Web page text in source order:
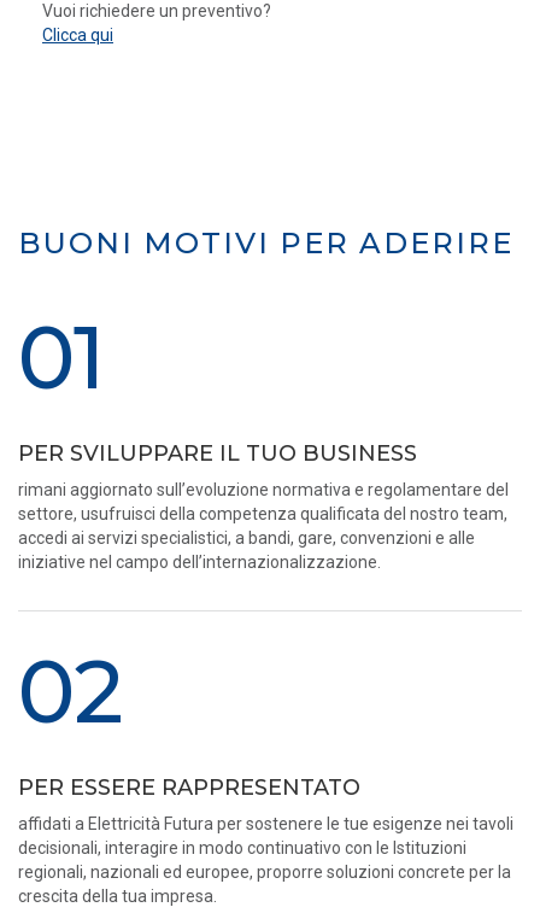
Vuoi richiedere un preventivo?
Clicca qui
BUONI MOTIVI PER ADERIRE
01
PER SVILUPPARE IL TUO BUSINESS
rimani aggiornato sull’evoluzione normativa e regolamentare del
settore, usufruisci della competenza qualificata del nostro team,
accedi ai servizi specialistici, a bandi, gare, convenzioni e alle
iniziative nel campo dell’internazionalizzazione.
02
PER ESSERE RAPPRESENTATO
affidati a Elettricità Futura per sostenere le tue esigenze nei tavoli
decisionali, interagire in modo continuativo con le Istituzioni
regionali, nazionali ed europee, proporre soluzioni concrete per la
crescita della tua impresa.